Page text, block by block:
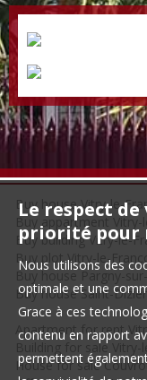
Buy house Vitry-le-
Buy appartment
Buy building Vitry-le-
Buy plot Vitry-le-
Buy house Pargny-
Buy house Saint-Dizier
Apartment for rent
Building for sale Vitry-
House for sale
Le respect
priorité pour
Nous utilisons des
optimale et une
Grace à ces
contenu en rapport
permettent